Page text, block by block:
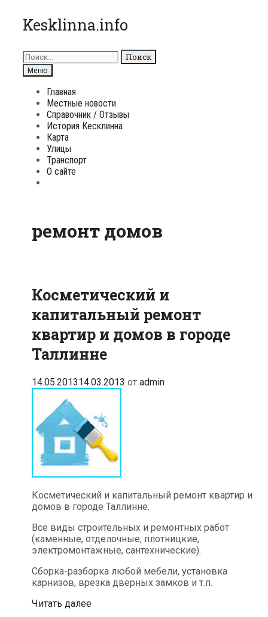
Перейти
к
Kesklinna.info
Поиск
для:
Поиск
Меню
Главная
Местные новости
Справочник / Отзывы
История Кесклинна
Карта
Улицы
Транспорт
О сайте
ремонт домов
Косметический и
капитальный ремонт
квартир и домов в городе
Таллинне
14.05.201314.03.2013 от admin
Косметический и капитальный ремонт квартир и
домов в городе Таллинне.
Все виды строительных и ремонтных работ
(каменные, отделочные, плотницкие,
электромонтажные, сантехнические).
Сборка-разборка любой мебели, установка
карнизов, врезка дверных замков и т.п.
Читать далееКосметический